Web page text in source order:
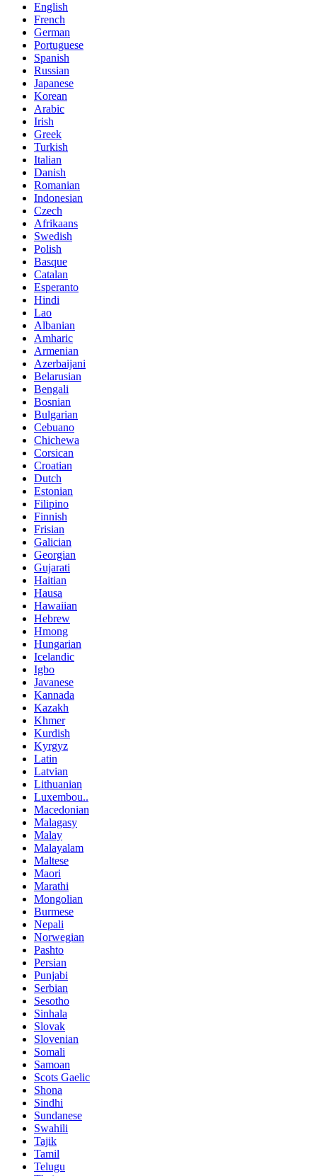
English
French
German
Portuguese
Spanish
Russian
Japanese
Korean
Arabic
Irish
Greek
Turkish
Italian
Danish
Romanian
Indonesian
Czech
Afrikaans
Swedish
Polish
Basque
Catalan
Esperanto
Hindi
Lao
Albanian
Amharic
Armenian
Azerbaijani
Belarusian
Bengali
Bosnian
Bulgarian
Cebuano
Chichewa
Corsican
Croatian
Dutch
Estonian
Filipino
Finnish
Frisian
Galician
Georgian
Gujarati
Haitian
Hausa
Hawaiian
Hebrew
Hmong
Hungarian
Icelandic
Igbo
Javanese
Kannada
Kazakh
Khmer
Kurdish
Kyrgyz
Latin
Latvian
Lithuanian
Luxembou..
Macedonian
Malagasy
Malay
Malayalam
Maltese
Maori
Marathi
Mongolian
Burmese
Nepali
Norwegian
Pashto
Persian
Punjabi
Serbian
Sesotho
Sinhala
Slovak
Slovenian
Somali
Samoan
Scots Gaelic
Shona
Sindhi
Sundanese
Swahili
Tajik
Tamil
Telugu